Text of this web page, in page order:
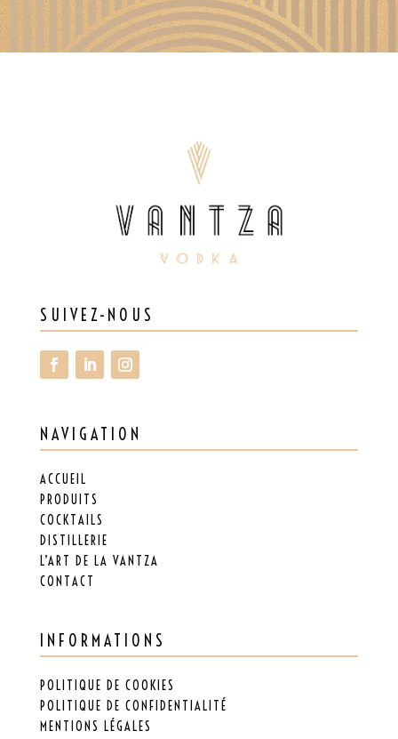
SUIVEZ-NOUS
NAVIGATION
ACCUEIL
PRODUITS
COCKTAILS
DISTILLERIE
L’ART DE LA VANTZA
CONTACT
INFORMATIONS
POLITIQUE DE COOKIES
POLITIQUE DE CONFIDENTIALITÉ
MENTIONS LÉGALES